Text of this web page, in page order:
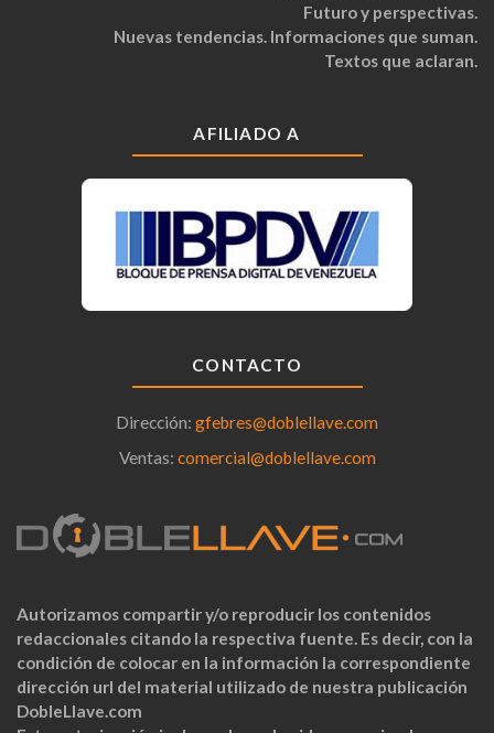
Futuro y perspectivas.
Nuevas tendencias. Informaciones que suman.
Textos que aclaran.
AFILIADO A
CONTACTO
Dirección: gfebres@doblellave.com
Ventas: comercial@doblellave.com
Autorizamos compartir y/o reproducir los contenidos
redaccionales citando la respectiva fuente. Es decir, con la
condición de colocar en la información la correspondiente
dirección url del material utilizado de nuestra publicación
DobleLlave.com